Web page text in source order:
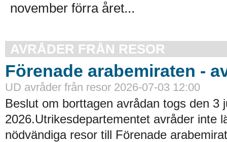
november förra året...
AVRÅDER FRÅN RESOR
Förenade arabemiraten -
UD avråder från resor 2026-07-03 12:00
Beslut om borttagen avrådan togs den 3
2026.Utrikesdepartementet avråder inte
nödvändiga resor till Förenade